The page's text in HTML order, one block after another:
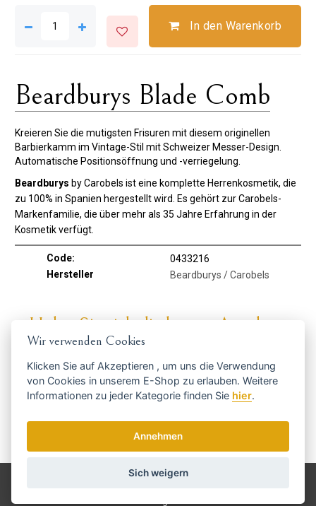
In den Warenkorb
Beardburys Blade Comb
Kreieren Sie die mutigsten Frisuren mit diesem originellen
Barbierkamm im Vintage-Stil mit Schweizer Messer-Design.
Automatische Positionsöffnung und -verriegelung.
Beardburys by Carobels ist eine komplette Herrenkosmetik, die
zu 100% in Spanien hergestellt wird. Es gehört zur Carobels-
Markenfamilie, die über mehr als 35 Jahre Erfahrung in der
Kosmetik verfügt.
Code:
0433216
Hersteller
Beardburys / Carobels
Holen Sie sich die besten Angebote
rechtzeitig ...
Wir senden einmal pro Woche Nachrichten und Rabatte.Wie verwenden wir Ihre Daten?
Versand und Zahlung
Wir verwenden Cookies
Klicken Sie auf Akzeptieren , um uns die Verwendung
von Cookies in unserem E-Shop zu erlauben. Weitere
Informationen zu jeder Kategorie finden Sie hier.
Annehmen
Sich weigern